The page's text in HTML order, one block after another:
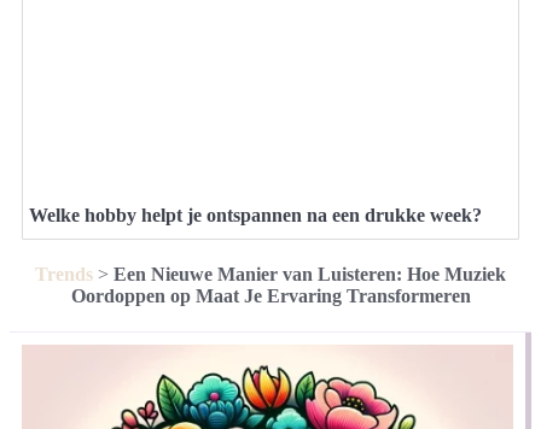
Welke hobby helpt je ontspannen na een drukke week?
Trends > Een Nieuwe Manier van Luisteren: Hoe Muziek
Oordoppen op Maat Je Ervaring Transformeren